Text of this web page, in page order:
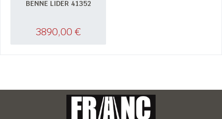
BENNE LIDER 41352
3890,00 €